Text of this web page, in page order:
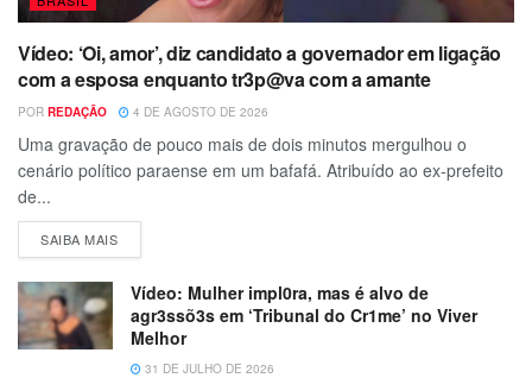
Vídeo: ‘Oi, amor’, diz candidato a governador em ligação
com a esposa enquanto tr3p@va com a amante
POR REDAÇÃO 4 DE AGOSTO DE 2026
Uma gravação de pouco mais de dois minutos mergulhou o
cenário político paraense em um bafafá. Atribuído ao ex-prefeito
de...
SAIBA MAIS
Vídeo: Mulher impl0ra, mas é alvo de
agr3ssõ3s em ‘Tribunal do Cr1me’ no Viver
Melhor
31 DE JULHO DE 2026